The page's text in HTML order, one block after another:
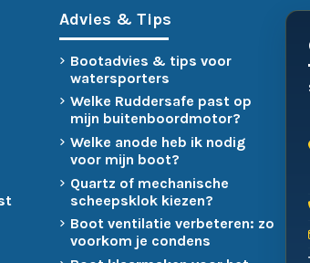
Advies & Tips
Bootadvies & tips voor
watersporters
Welke Ruddersafe past op
mijn buitenboordmotor?
Welke anode heb ik nodig
voor mijn boot?
Quartz of mechanische
scheepsklok kiezen?
Boot ventilatie verbeteren: zo
voorkom je condens